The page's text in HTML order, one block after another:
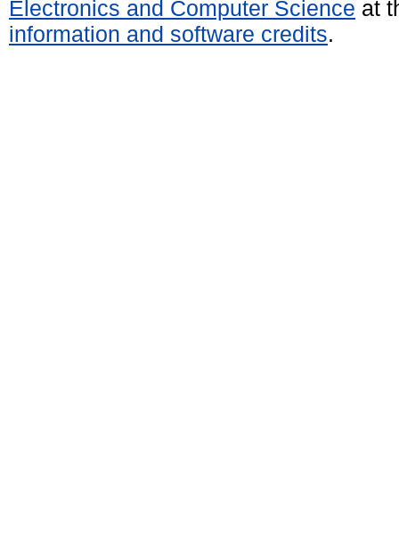
Electronics and Computer Science at
information and software credits.